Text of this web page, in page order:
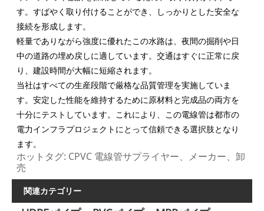
す。すばやく取り付けることができ、しっかりとした安全な
接続を形成します。
軽量でありながら強度に優れたこの水路は、夜間の掘削や日
中の道路の埋め戻しに適しています。交通はすぐに正常に戻
り、建設時間が大幅に短縮されます。
当社はすべての生産段階で厳格な品質管理を実施していま
す。安定した性能を維持するために原材料と完成品の両方を
十分にテストしています。これにより、この電線管は都市の
電力インフラプロジェクトにとって信頼できる選択肢となり
ます。
ホットタグ: CPVC 電線管サプライヤー、メーカー、卸
売
関連カテゴリー